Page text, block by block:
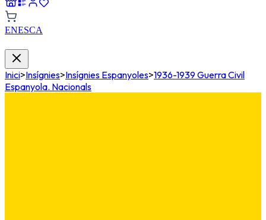
ENESCA
Inici>Insígnies>Insígnies Espanyoles>1936-1939 Guerra Civil
Espanyola. Nacionals